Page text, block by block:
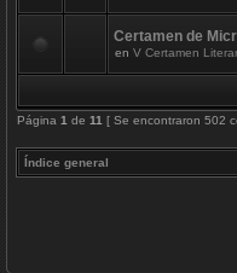
Certamen de
en V Certamen
Página 1 de 11 [ Se encontraron 502
Índice general